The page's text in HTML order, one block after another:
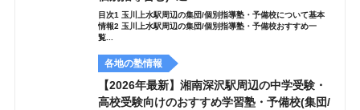
目次1 玉川上水駅周辺の集団/個別指導塾・予備校について基本
情報2 玉川上水駅周辺の集団/個別指導塾・予備校おすすめ一
覧...
各地の塾情報
【2026年最新】湘南深沢駅周辺の中学受験・
高校受験向けのおすすめ学習塾・予備校(集団/